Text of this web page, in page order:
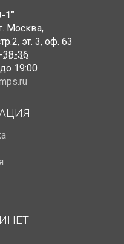
1"
Москва,
, эт. 3, оф. 63
38-36
19:00